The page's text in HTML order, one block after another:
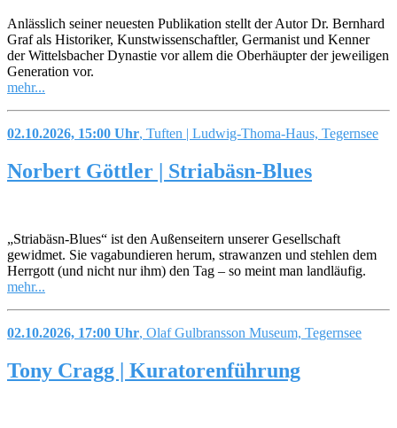
Anlässlich seiner neuesten Publikation stellt der Autor Dr. Bernhard
Graf als Historiker, Kunstwissenschaftler, Germanist und Kenner
der Wittelsbacher Dynastie vor allem die Oberhäupter der jeweiligen
Generation vor.
mehr...
02.10.2026, 15:00 Uhr, Tuften | Ludwig-Thoma-Haus, Tegernsee
Norbert Göttler | Striabäsn-Blues
„Striabäsn-Blues“ ist den Außenseitern unserer Gesellschaft
gewidmet. Sie vagabundieren herum, strawanzen und stehlen dem
Herrgott (und nicht nur ihm) den Tag – so meint man landläufig.
mehr...
02.10.2026, 17:00 Uhr, Olaf Gulbransson Museum, Tegernsee
Tony Cragg | Kuratorenführung